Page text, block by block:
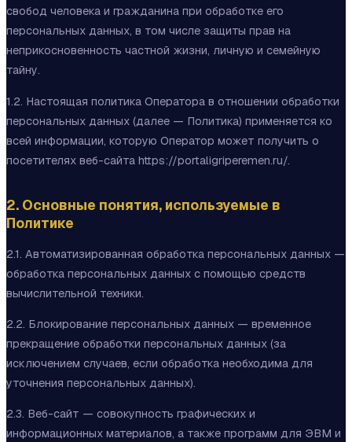
свобод человека и гражданина при обработке его
персональных данных, в том числе защиты прав на
неприкосновенность частной жизни, личную и семейную
тайну.
1.2. Настоящая политика Оператора в отношении обработки
персональных данных (далее — Политика) применяется ко
всей информации, которую Оператор может получить о
посетителях веб-сайта https://portaligriperemen.ru/.
2. Основные понятия, используемые в
Политике
2.1. Автоматизированная обработка персональных данных —
обработка персональных данных с помощью средств
вычислительной техники.
2.2. Блокирование персональных данных — временное
прекращение обработки персональных данных (за
исключением случаев, если обработка необходима для
уточнения персональных данных).
2.3. Веб-сайт — совокупность графических и
информационных материалов, а также программ для ЭВМ и